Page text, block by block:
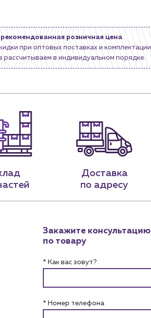
розничная цена
при оптовых поставках и комплектации
рассчитываем в индивидуальном порядке.
Доставка
по адресу
Закажите консультацию
по товару
* Как вас зовут?
* Номер телефона